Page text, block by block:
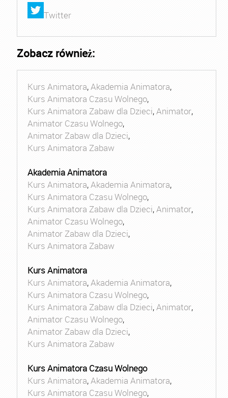
Twitter
Zobacz również:
Kurs Animatora,Akademia Animatora,
Kurs Animatora Czasu Wolnego,
Kurs Animatora Zabaw dla Dzieci,Animator,
Animator Czasu Wolnego,
Animator Zabaw dla Dzieci,
Kurs Animatora Zabaw
Akademia Animatora
Kurs Animatora,Akademia Animatora,
Kurs Animatora Czasu Wolnego,
Kurs Animatora Zabaw dla Dzieci,Animator,
Animator Czasu Wolnego,
Animator Zabaw dla Dzieci,
Kurs Animatora Zabaw
Kurs Animatora
Kurs Animatora,Akademia Animatora,
Kurs Animatora Czasu Wolnego,
Kurs Animatora Zabaw dla Dzieci,Animator,
Animator Czasu Wolnego,
Animator Zabaw dla Dzieci,
Kurs Animatora Zabaw
Kurs Animatora Czasu Wolnego
Kurs Animatora,Akademia Animatora,
Kurs Animatora Czasu Wolnego,